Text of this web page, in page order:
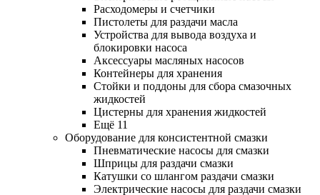
Расходомеры и счетчики
Пистолеты для раздачи масла
Устройства для вывода воздуха и
блокировки насоса
Аксессуары масляных насосов
Контейнеры для хранения
Стойки и поддоны для сбора смазочных
жидкостей
Цистерны для хранения жидкостей
Ещё 11
Оборудование для консистентной смазки
Пневматические насосы для смазки
Шприцы для раздачи смазки
Катушки со шлангом раздачи смазки
Электрические насосы для раздачи смазки